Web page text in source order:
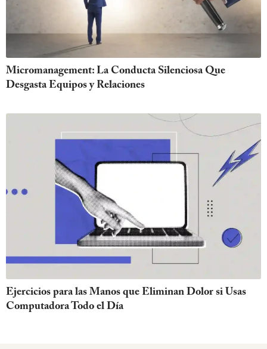
Micromanagement: La Conducta Silenciosa Que
Desgasta Equipos y Relaciones
Ejercicios para las Manos que Eliminan Dolor si Usas
Computadora Todo el Día